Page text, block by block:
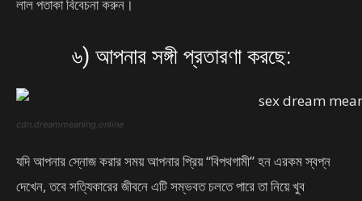
লাল পতাকা বিবেচনা করুন।
৬) আপনার সঙ্গী প্রতারণা করছে:
cdn.dreammeaning.online
যদি আপনার স্নোজ করার সময় আপনার প্রিয় “বিপথগামী” হন এরকম স্বপ্ন
দেখেন, তবে সত্যিকারের জীবনে এটি সম্ভবত চলতে পারে তা নিয়ে খুব